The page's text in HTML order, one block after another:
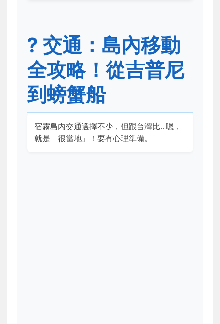
? 交通：島內移動
全攻略！從吉普尼
到螃蟹船
宿霧島內交通選擇不少，但跟台灣比...嗯，
就是「很當地」！要有心理準備。